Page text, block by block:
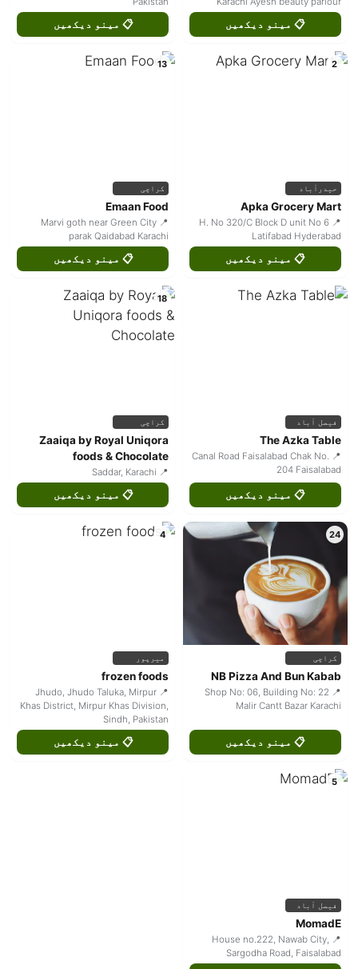
📋 مینو دیکھیں 📋 مینو دیکھیں
2
حیدرآباد
Apka Grocery Mart
📍 H. No 320/C Block D unit No 6
Latifabad Hyderabad
📋 مینو دیکھیں
13
کراچی
Emaan Food
📍 Marvi goth near Green City
parak Qaidabad Karachi
📋 مینو دیکھیں
فیصل آباد
The Azka Table
📍 Canal Road Faisalabad Chak No.
204 Faisalabad
📋 مینو دیکھیں
18
کراچی
Zaaiqa by Royal Uniqora
foods & Chocolate
📍 Saddar, Karachi
📋 مینو دیکھیں
24
کراچی
NB Pizza And Bun Kabab
📍 Shop No: 06, Building No: 22
Malir Cantt Bazar Karachi
📋 مینو دیکھیں
4
میرپور
frozen foods
📍 Jhudo, Jhudo Taluka, Mirpur
Khas District, Mirpur Khas Division,
Sindh, Pakistan
📋 مینو دیکھیں
5
فیصل آباد
MomadE
📍 House no.222, Nawab City,
Sargodha Road, Faisalabad